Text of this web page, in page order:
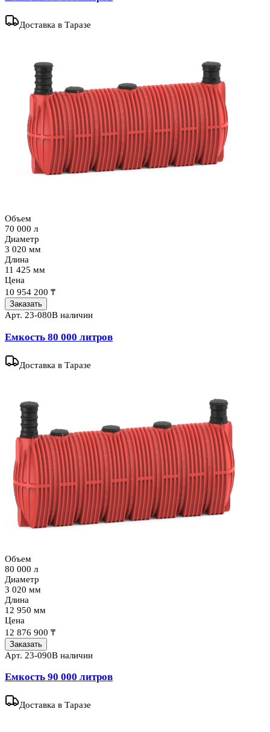
Доставка в Таразе
Объем
70 000 л
Диаметр
3 020 мм
Длина
11 425 мм
Цена
10 954 200 ₸
Заказать
Арт. 23-080В наличии
Емкость 80 000 литров
Доставка в Таразе
Объем
80 000 л
Диаметр
3 020 мм
Длина
12 950 мм
Цена
12 876 900 ₸
Заказать
Арт. 23-090В наличии
Емкость 90 000 литров
Доставка в Таразе